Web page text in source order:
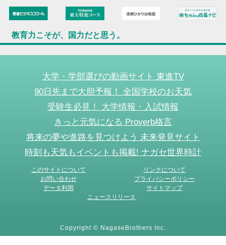
教育力こそが、国力だと思う。
大学・学部選びの動画サイト 東進TV
90日先まで大胆予報！ 全国学校のお天気
受験生必見！ 大学情報・入試情報
きっと元気になる Proverb格言
将来の夢や進路を見つけよう 未来発見サイト
時刻も天気もイベントも掲載! ナガセ世界時計
このサイトについて
リンクについて
お問い合わせ
プライバシーポリシー
データ利用
サイトマップ
ニュースリリース
Copyright © NagaseBrothers Inc.